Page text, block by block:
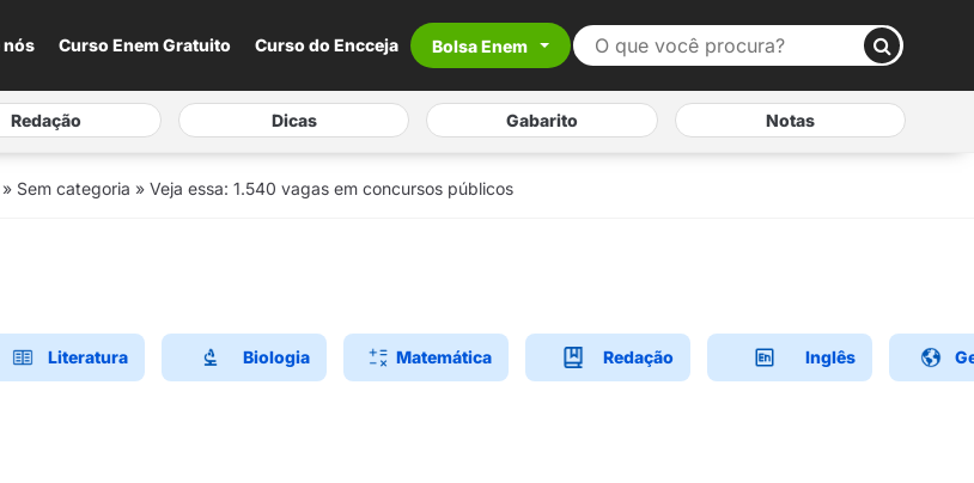
nós Curso Enem Gratuito Curso do Encceja Bolsa Enem
Redação Dicas Gabarito Notas
» Sem categoria » Veja essa: 1.540 vagas em concursos públicos
Literatura Biologia Matemática Redação Inglês